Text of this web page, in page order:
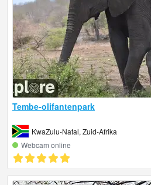
Tembe-olifantenpark
KwaZulu-Natal, Zuid-Afrika
Webcam online